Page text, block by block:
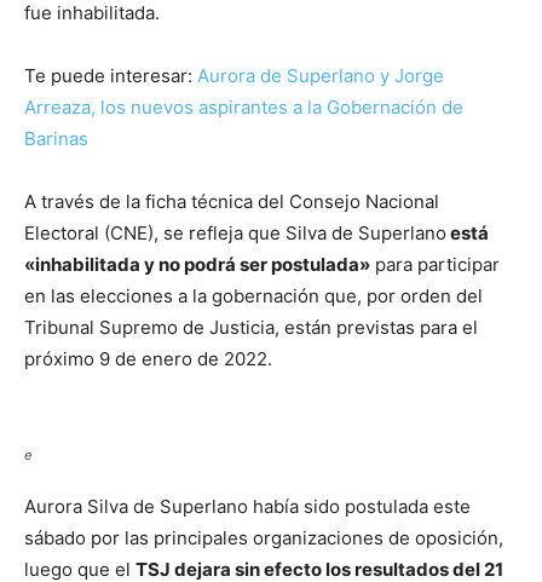
fue inhabilitada.
Te puede interesar: Aurora de Superlano y Jorge
Arreaza, los nuevos aspirantes a la Gobernación de
Barinas
A través de la ficha técnica del Consejo Nacional
Electoral (CNE), se refleja que Silva de Superlano está
«inhabilitada y no podrá ser postulada» para participar
en las elecciones a la gobernación que, por orden del
Tribunal Supremo de Justicia, están previstas para el
próximo 9 de enero de 2022.
e
Aurora Silva de Superlano había sido postulada este
sábado por las principales organizaciones de oposición,
luego que el TSJ dejara sin efecto los resultados del 21